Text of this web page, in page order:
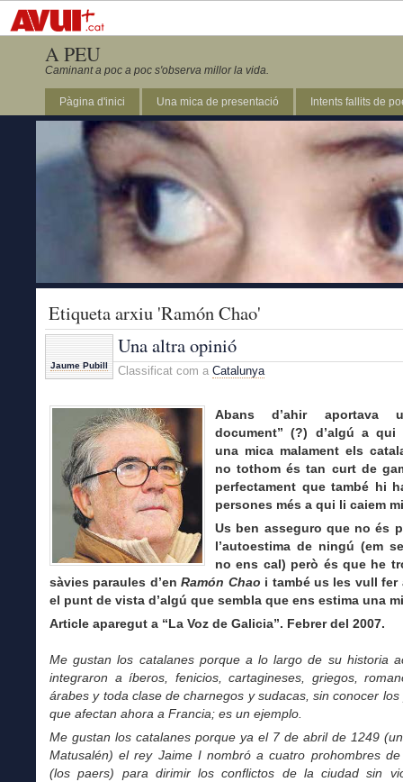
A PEU
Caminant a poc a poc s'observa millor la vida.
Pàgina d'inici Una mica de presentació Intents fallits de
Etiqueta arxiu 'Ramón Chao'
Jaume Pubill
Una altra opinió
Classificat com a Catalunya
Abans d’ahir aportava
document” (?) d’algú a qui
una mica malament els
no tothom és tan curt de
perfectament que també hi
persones més a qui li caiem
Us ben asseguro que no és
l’autoestima de ningú (em
no ens cal) però és que he
sàvies paraules d’enRamón Chao i també us les vull fer
el punt de vista d’algú que sembla que ens estima una
Article aparegut a “La Voz de Galicia”. Febrer del 2007.
Me gustan los catalanes porque a lo largo de su historia
integraron a íberos, fenicios, cartagineses, griegos,
árabes y toda clase de charnegos y sudacas, sin conocer los
que afectan ahora a Francia; es un ejemplo.
Me gustan los catalanes porque ya el 7 de abril de 1249
Matusalén) el rey Jaime I nombró a cuatro prohombres de
(los paers) para dirimir los conflictos de la ciudad sin